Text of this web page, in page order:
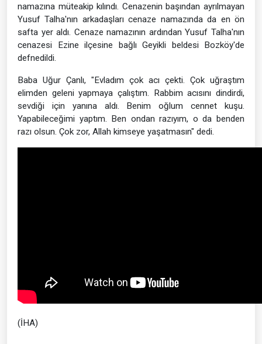
namazına müteakip kılındı. Cenazenin başından ayrılmayan
Yusuf Talha'nın arkadaşları cenaze namazında da en ön
safta yer aldı. Cenaze namazının ardından Yusuf Talha'nın
cenazesi Ezine ilçesine bağlı Geyikli beldesi Bozköy'de
defnedildi.
Baba Uğur Çanlı, "Evladım çok acı çekti. Çok uğraştım
elimden geleni yapmaya çalıştım. Rabbim acısını dindirdi,
sevdiği için yanına aldı. Benim oğlum cennet kuşu.
Yapabileceğimi yaptım. Ben ondan razıyım, o da benden
razı olsun. Çok zor, Allah kimseye yaşatmasın" dedi.
(İHA)